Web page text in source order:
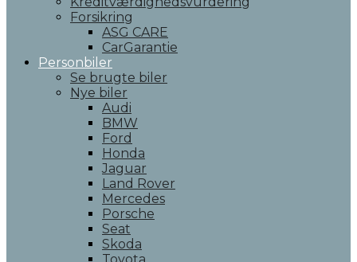
Forsikring
ASG CARE
CarGarantie
Personbiler
Se brugte biler
Nye biler
Audi
BMW
Ford
Honda
Jaguar
Land Rover
Mercedes
Porsche
Seat
Skoda